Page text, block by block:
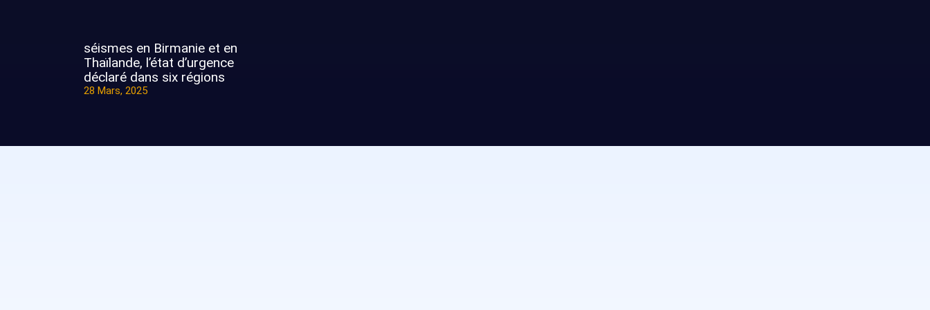
séismes en Birmanie et en
Thaïlande, l’état d’urgence
déclaré dans six régions
28 Mars, 2025